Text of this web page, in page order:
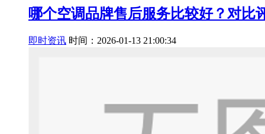
哪个空调品牌售后服务比较好？对比
即时资讯 时间：2026-01-13 21:00:34